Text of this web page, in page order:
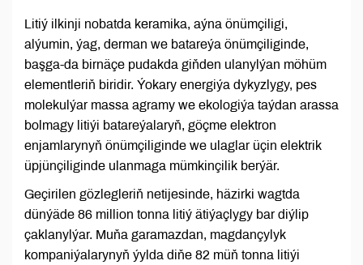
Litiý ilkinji nobatda keramika, aýna önümçiligi,
alýumin, ýag, derman we batareýa önümçiliginde,
başga-da birnäçe pudakda giňden ulanylýan möhüm
elementleriň biridir. Ýokary energiýa dykyzlygy, pes
molekulýar massa agramy we ekologiýa taýdan arassa
bolmagy litiýi batareýalaryň, göçme elektron
enjamlarynyň önümçiliginde we ulaglar üçin elektrik
üpjünçiliginde ulanmaga mümkinçilik berýär.
Geçirilen gözlegleriň netijesinde, häzirki wagtda
dünýäde 86 million tonna litiý ätiýaçlygy bar diýlip
çaklanylýar. Muňa garamazdan, magdançylyk
kompaniýalarynyň ýylda diňe 82 müň tonna litiýi